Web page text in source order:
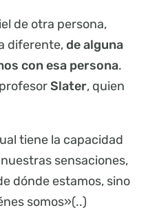
de otra persona,
diferente,de alguna
con esa persona.
Slater, quien
tiene la capacidad
sensaciones,
dónde estamos, sino
somos»(..)